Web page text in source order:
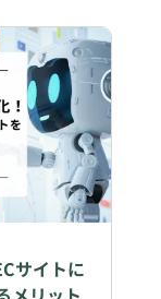
サイトに